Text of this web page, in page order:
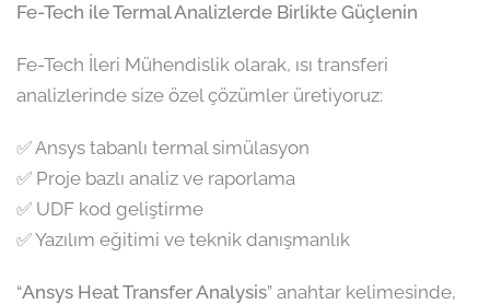
Fe-Tech ile Termal Analizlerde Birlikte Güçlenin
Fe-Tech İleri Mühendislik olarak, ısı transferi
analizlerinde size özel çözümler üretiyoruz:
✅ Ansys tabanlı termal simülasyon
✅ Proje bazlı analiz ve raporlama
✅ UDF kod geliştirme
✅ Yazılım eğitimi ve teknik danışmanlık
“Ansys Heat Transfer Analysis” anahtar kelimesinde,